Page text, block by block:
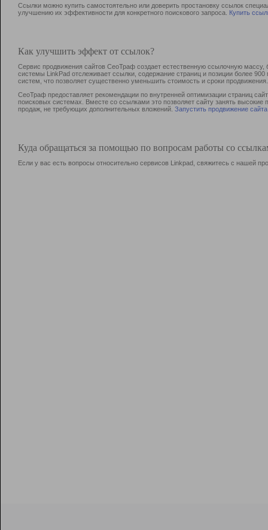
Ссылки можно купить самостоятельно или доверить простановку ссылок
улучшению их эффективности для конкретного поискового запроса. Купить
Как улучшить эффект от ссылок?
Сервис продвижения сайтов СеоТраф создает естественную ссылочную
системы LinkPad отслеживает ссылки, содержание страниц и позиции более
систем, что позволяет существенно уменьшить стоимость и сроки продвижения.
СеоТраф предоставляет рекомендации по внутренней оптимизации страниц
поисковых системах. Вместе со ссылками это позволяет сайту занять
продаж, не требующих дополнительных вложений. Запустить продвижение сайта
Куда обращаться за помощью по вопросам работы со
Если у вас есть вопросы относительно сервисов Linkpad, свяжитесь с нашей